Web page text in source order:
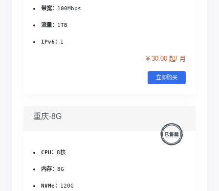
带宽： 100Mbps
流量： 1TB
IPv6： 1
¥ 30.00 起/ 月
立即购买
重庆-8G
CPU：8核
内存：8G
NVMe： 120G